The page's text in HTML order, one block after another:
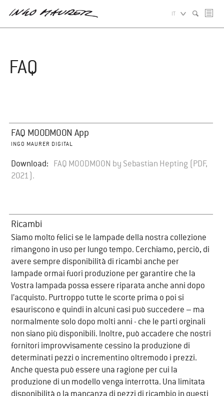
IT
FAQ
FAQ MOODMOON App
INGO MAURER DIGITAL
Download: FAQ MOODMOON by Sebastian Hepting (PDF,
2021).
Ricambi
​Siamo molto felici se le lampade della nostra collezione
rimangono in uso per lungo tempo. Cerchiamo, perciò, di
avere sempre disponibilità di ricambi anche per
lampade ormai fuori produzione per garantire che la
Vostra lampada possa essere riparata anche anni dopo
l’acquisto. Purtroppo tutte le scorte prima o poi si
esauriscono e quindi in alcuni casi può succedere – ma
normalmente solo dopo molti anni - che le parti orginali
non siano più disponibili. Inoltre, può accadere che nostri
fornitori improvvisamente cessino la produzione di
determinati pezzi o incrementino oltremodo i prezzi.
Anche questa può essere una ragione per cui la
produzione di un modello venga interrotta. Una limitata